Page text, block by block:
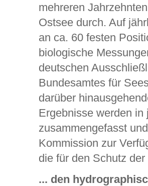
mehreren
Ostsee durch. Auf
an ca. 60 festen
biologische
deutschen
Bundesamtes für
darüber
Ergebnisse werden
zusammengefasst
Kommission zur
die für den Schutz
... den